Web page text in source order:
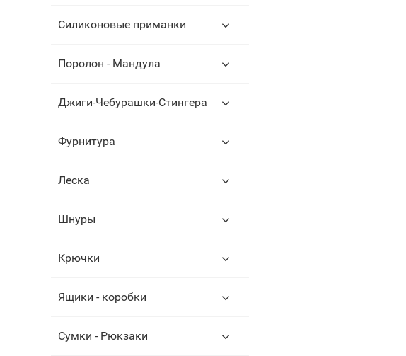
Силиконовые приманки
Поролон - Мандула
Джиги-Чебурашки-Стингера
Фурнитура
Леска
Шнуры
Крючки
Ящики - коробки
Сумки - Рюкзаки